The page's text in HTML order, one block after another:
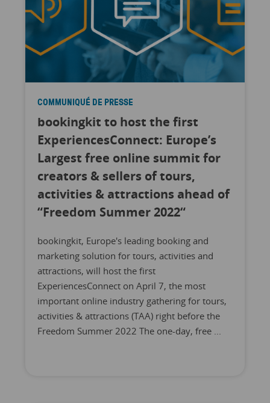
COMMUNIQUÉ DE PRESSE
bookingkit to host the first
ExperiencesConnect: Europe’s
Largest free online summit for
creators & sellers of tours,
activities & attractions ahead of
“Freedom Summer 2022“
bookingkit, Europe's leading booking and
marketing solution for tours, activities and
attractions, will host the first
ExperiencesConnect on April 7, the most
important online industry gathering for tours,
activities & attractions (TAA) right before the
Freedom Summer 2022 The one-day, free ...